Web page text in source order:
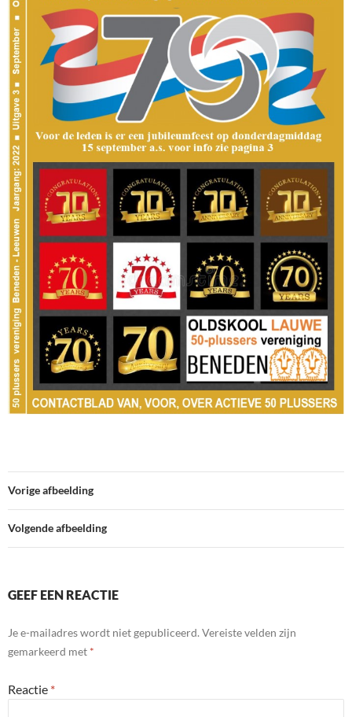
Vorige afbeelding
Volgende afbeelding
GEEF EEN REACTIE
Je e-mailadres wordt niet gepubliceerd. Vereiste velden zijn
gemarkeerd met *
Reactie *